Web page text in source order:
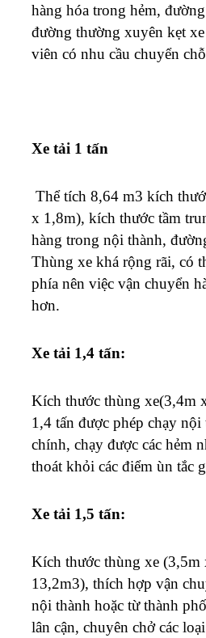
hàng hóa trong hẻm,
đường thường xuyên kẹt xe
viên có nhu cầu chuyển
Xe tải 1 tấn
Thể tích 8,64 m3 kích
x 1,8m), kích thước tầm
hàng trong nội thành,
Thùng xe khá rộng rãi, có
phía nên việc vận chuyển
hơn.
Xe tải 1,4 tấn:
Kích thước thùng xe(3,4m
1,4 tấn được phép chạy
chính, chạy được các hẻm
thoát khỏi các điểm ùn tắc
Xe tải 1,5 tấn:
Kích thước thùng xe
13,2m3), thích hợp vận
nội thành hoặc từ thành
lân cận, chuyên chở các